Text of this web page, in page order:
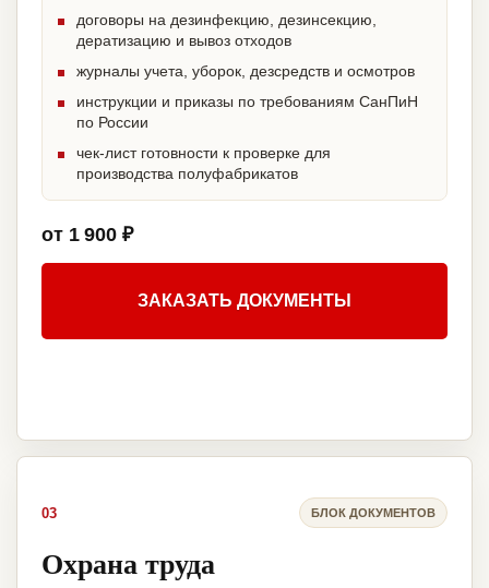
договоры на дезинфекцию, дезинсекцию,
дератизацию и вывоз отходов
журналы учета, уборок, дезсредств и осмотров
инструкции и приказы по требованиям СанПиН
по России
чек-лист готовности к проверке для
производства полуфабрикатов
от 1 900 ₽
ЗАКАЗАТЬ ДОКУМЕНТЫ
03 БЛОК ДОКУМЕНТОВ
Охрана труда